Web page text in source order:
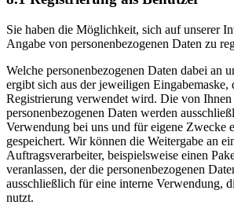
Sie haben die Möglichkeit, sich auf unserer
Angabe von personenbezogenen Daten zu
Welche personenbezogenen Daten dabei an
ergibt sich aus der jeweiligen Eingabemaske,
Registrierung verwendet wird. Die von Ihnen
personenbezogenen Daten werden
Verwendung bei uns und für eigene Zwecke
gespeichert. Wir können die Weitergabe an
Auftragsverarbeiter, beispielsweise einen
veranlassen, der die personenbezogenen
ausschließlich für eine interne Verwendung,
nutzt.